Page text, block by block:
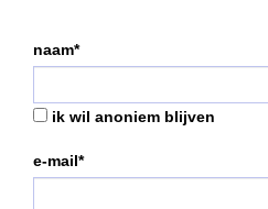
naam*
ik wil anoniem blijven
e-mail*